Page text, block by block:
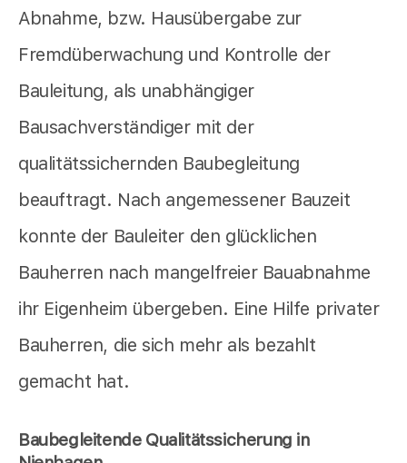
Abnahme, bzw. Hausübergabe zur
Fremdüberwachung und Kontrolle der
Bauleitung, als unabhängiger
Bausachverständiger mit der
qualitätssichernden Baubegleitung
beauftragt. Nach angemessener Bauzeit
konnte der Bauleiter den glücklichen
Bauherren nach mangelfreier Bauabnahme
ihr Eigenheim übergeben. Eine Hilfe privater
Bauherren, die sich mehr als bezahlt
gemacht hat.
Baubegleitende Qualitätssicherung in